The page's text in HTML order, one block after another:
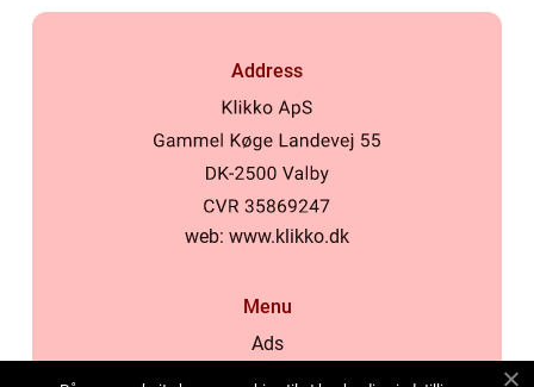
Address
web: www.klikko.dk
Menu
Ads